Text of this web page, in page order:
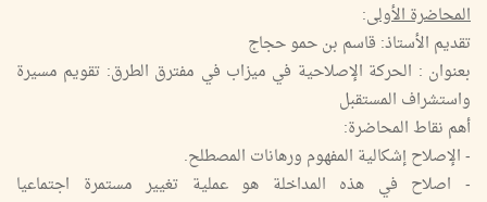
المحاضرة الأولى:
تقديم الأستاذ: قاسم بن حمو حجاج
بعنوان : الحركة الإصلاحية في ميزاب في مفترق الطرق: تقويم مسيرة
واستشراف المستقبل
أهم نقاط المحاضرة:
- الإصلاح إشكالية المفهوم ورهانات المصطلح.
- اصلاح في هذه المداخلة هو عملية تغيير مستمرة اجتماعيا